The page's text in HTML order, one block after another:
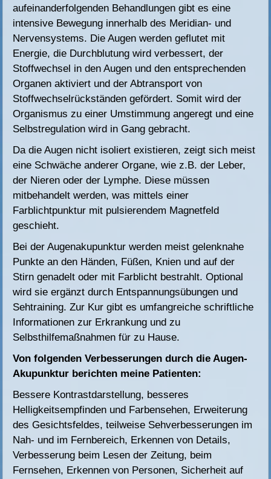
aufeinanderfolgenden Behandlungen gibt es eine
intensive Bewegung innerhalb des Meridian- und
Nervensystems. Die Augen werden geflutet mit
Energie, die Durchblutung wird verbessert, der
Stoffwechsel in den Augen und den entsprechenden
Organen aktiviert und der Abtransport von
Stoffwechselrückständen gefördert. Somit wird der
Organismus zu einer Umstimmung angeregt und eine
Selbstregulation wird in Gang gebracht.
Da die Augen nicht isoliert existieren, zeigt sich meist
eine Schwäche anderer Organe, wie z.B. der Leber,
der Nieren oder der Lymphe. Diese müssen
mitbehandelt werden, was mittels einer
Farblichtpunktur mit pulsierendem Magnetfeld
geschieht.
Bei der Augenakupunktur werden meist gelenknahe
Punkte an den Händen, Füßen, Knien und auf der
Stirn genadelt oder mit Farblicht bestrahlt. Optional
wird sie ergänzt durch Entspannungsübungen und
Sehtraining. Zur Kur gibt es umfangreiche schriftliche
Informationen zur Erkrankung und zu
Selbsthilfemaßnahmen für zu Hause.
Von folgenden Verbesserungen durch die Augen-
Akupunktur berichten meine Patienten:
Bessere Kontrastdarstellung, besseres
Helligkeitsempfinden und Farbensehen, Erweiterung
des Gesichtsfeldes, teilweise Sehverbesserungen im
Nah- und im Fernbereich, Erkennen von Details,
Verbesserung beim Lesen der Zeitung, beim
Fernsehen, Erkennen von Personen, Sicherheit auf